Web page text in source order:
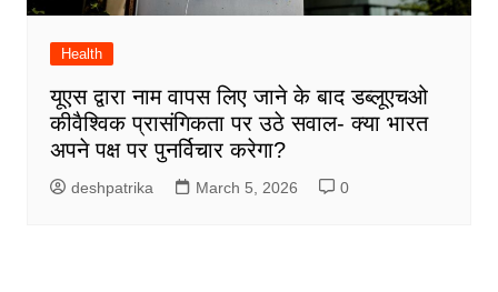
Health
यूएस द्वारा नाम वापस लिए जाने के बाद डब्लूएचओ
कीवैश्विक प्रासंगिकता पर उठे सवाल- क्या भारत
अपने पक्ष पर पुनर्विचार करेगा?
deshpatrika March 5, 2026 0